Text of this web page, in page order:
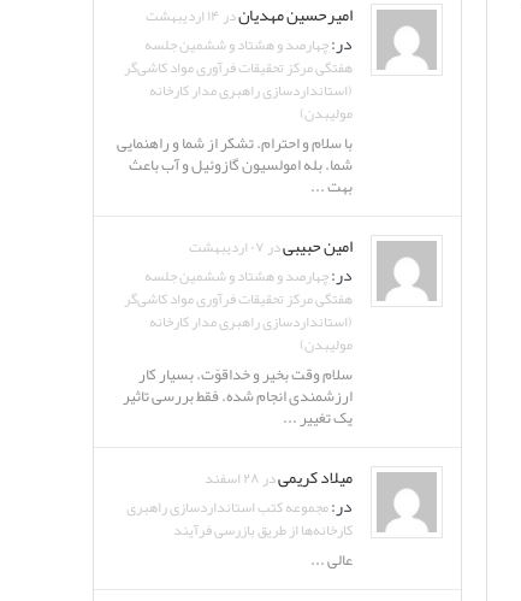
امیرحسین مهدیاندر ۱۴ اردیبهشت
در:چهارصد و هشتاد و ششمین جلسه
هفتگی مرکز تحقیقات فرآوری مواد کاشی‌گر
(استانداردسازی راهبری مدار کارخانه
مولیبدن)
با سلام و احترام. تشکر از شما و راهنمایی
شما. بله امولسیون گازوئیل و آب باعث
بهت ...
امین حبیبیدر ۰۷ اردیبهشت
در:چهارصد و هشتاد و ششمین جلسه
هفتگی مرکز تحقیقات فرآوری مواد کاشی‌گر
(استانداردسازی راهبری مدار کارخانه
مولیبدن)
سلام وقت بخیر و خداقوّت. بسیار کار
ارزشمندی انجام شده. فقط بررسی تاثیر
یک تغییر ...
میلاد کریمیدر ۲۸ اسفند
در:مجموعه کتب استانداردسازی راهبری
کارخانه‌ها از طریق بازرسی فرآیند
عالی ...